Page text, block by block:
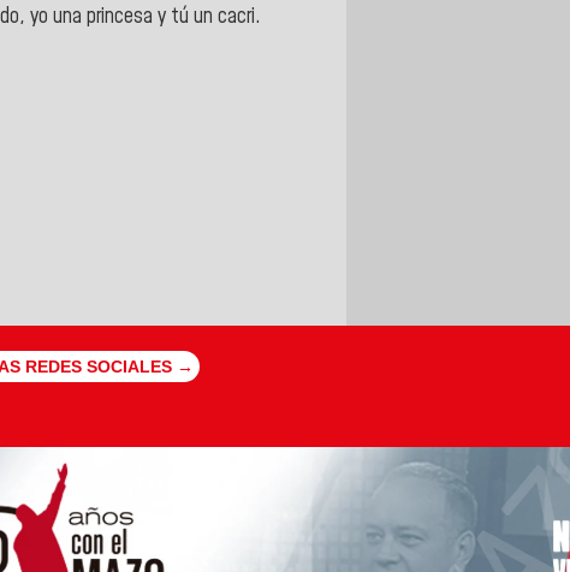
yo una princesa y tú un cacri.
REDES SOCIALES →